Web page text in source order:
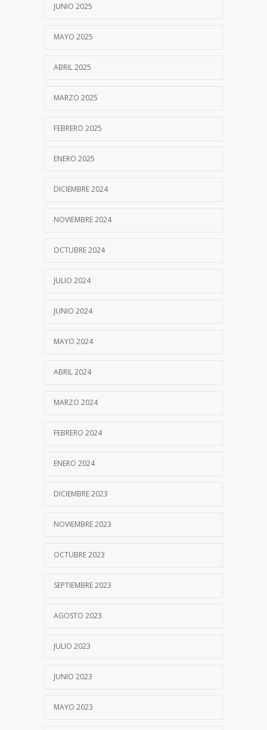
JUNIO 2025
MAYO 2025
ABRIL 2025
MARZO 2025
FEBRERO 2025
ENERO 2025
DICIEMBRE 2024
NOVIEMBRE 2024
OCTUBRE 2024
JULIO 2024
JUNIO 2024
MAYO 2024
ABRIL 2024
MARZO 2024
FEBRERO 2024
ENERO 2024
DICIEMBRE 2023
NOVIEMBRE 2023
OCTUBRE 2023
SEPTIEMBRE 2023
AGOSTO 2023
JULIO 2023
JUNIO 2023
MAYO 2023